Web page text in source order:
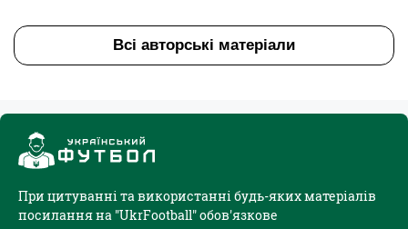
Всі авторські матеріали
При цитуванні та використанні будь-яких матеріалів
посилання на "UkrFootball" обов'язкове